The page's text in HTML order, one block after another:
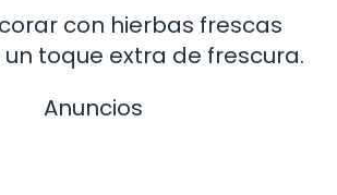
con hierbas frescas
toque extra de frescura.
Anuncios